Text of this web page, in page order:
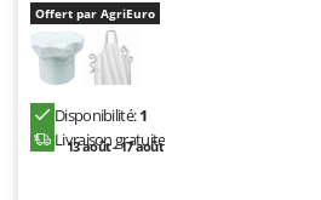
Offert par AgriEuro
Disponibilité:1
Livraison gratuite
13 août - 17 août